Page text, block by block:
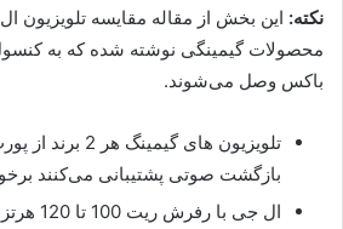
نکته: این بخش از مقاله مقایسه
باکس وصل می‌شوند.
بازگشت صوتی پشتیبانی می‌کنند
ال جی با